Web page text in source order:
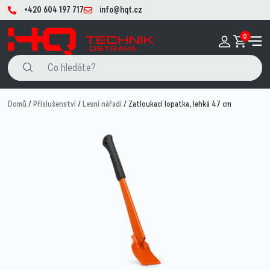
+420 604 197 717 info@hqt.cz
0
Domů /Příslušenství/Lesní nářadí/ Zatloukací lopatka, lehká 47 cm